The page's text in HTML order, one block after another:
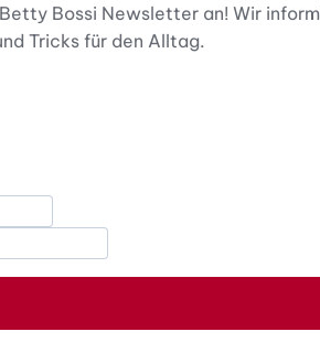
Bossi Newsletter an! Wir
Tricks für den Alltag.